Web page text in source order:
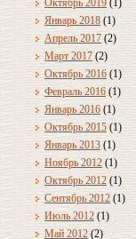
Октябрь 2019 (1)
Январь 2018 (1)
Апрель 2017 (2)
Март 2017 (2)
Октябрь 2016 (1)
Февраль 2016 (1)
Январь 2016 (1)
Октябрь 2015 (1)
Январь 2013 (1)
Ноябрь 2012 (1)
Октябрь 2012 (1)
Сентябрь 2012 (1)
Июль 2012 (1)
Май 2012 (2)